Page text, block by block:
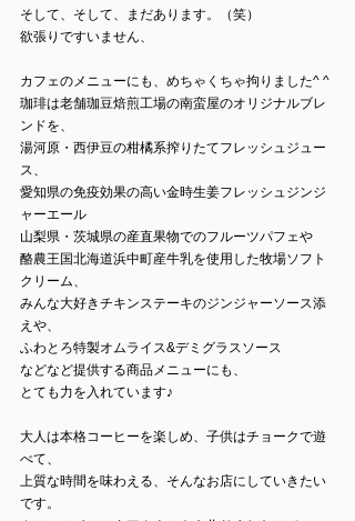
そして、そして、まだあります。（笑）
欲張りですいません、
カフェのメニューにも、めちゃくちゃ拘りました^ ^
珈琲は老舗珈豆焙煎工場の南蛮屋のオリジナルブレ
ンドを、
湯河原・西伊豆の柑橘系搾りたてフレッシュジュー
ス、
愛知県の免疫効果の高い金時生姜フレッシュジンジ
ャーエール
山梨県・茨城県の産直果物でのフルーツパフェや
酪農王国北海道浜中町産牛乳を使用した牧場ソフト
クリーム、
みんな大好きチキンステーキのジンジャーソース添
えや、
ふわとろ特製オムライス&デミグラスソース
などなど提供する商品メニューにも、
とても力を入れています♪
大人は本格コーヒーを楽しめ、子供はチョークで遊
べて、
上質な時間を味わえる、そんなお店にしていきたい
です。